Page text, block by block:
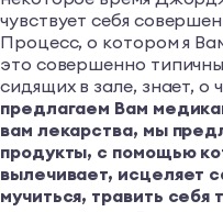
чувствует себя
Процесс, о котором я
это совершенно
сидящих в зале, знает, о
предлагаем Вам
вам лекарства, мы
продукты, с помощью
вылечивает, исцеляет
мучиться, травить себя